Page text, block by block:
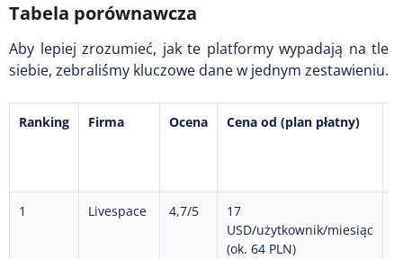
Tabela porównawcza
Aby lepiej zrozumieć, jak te platformy wypadają na tle
siebie, zebraliśmy kluczowe dane w jednym zestawieniu.
Ranking Firma Ocena Cena od (plan płatny)
1 Livespace 4,7/5
17
USD/użytkownik/miesiąc
(ok. 64 PLN)